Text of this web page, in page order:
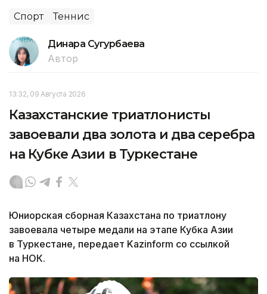
Спорт Теннис
Динара Сугурбаева
Автор
13:32, 09 Августа 2026
Казахстанские триатлонисты
завоевали два золота и два серебра
на Кубке Азии в Туркестане
Юниорская сборная Казахстана по триатлону
завоевала четыре медали на этапе Кубка Азии
в Туркестане, передает Kazinform со ссылкой
на НОК.